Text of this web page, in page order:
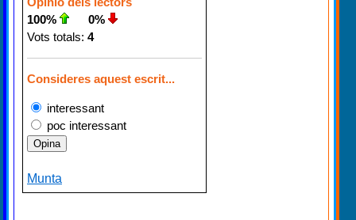
100%
0%
Vots totals: 4
Consideres aquest escrit...
interessant
poc interessant
Munta